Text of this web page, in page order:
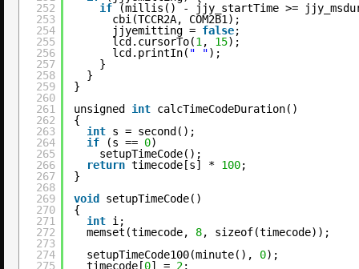
252
253
254
255
256
257
258
259
260
261
262
263
264
265
266
267
268
269
270
271
272
273
274
275
if
(millis() - jjy_startTime >=
cbi(TCCR2A, COM2B1);
jjyemitting = false;
lcd.cursorTo(1 , 15);
lcd.printIn( " ");
}
}
}
unsigned int calcTimeCodeDuration()
{
int s = second();
if
(s == 0)
setupTimeCode();
return timecode[s] * 100;
}
void
setupTimeCode()
{
int i;
memset(timecode, 8, sizeof(timecode));
setupTimeCode100(minute(), 0);
timecode[0] = 2;